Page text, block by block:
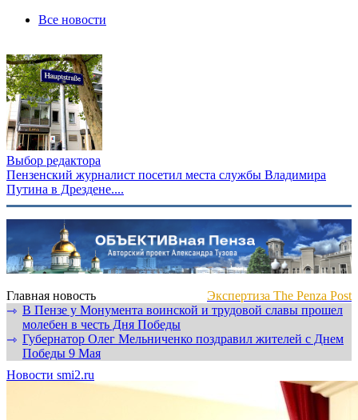
Все новости
Выбор редактора
Пензенский журналист посетил места службы Владимира
Путина в Дрездене....
Главная новость
Экспертиза The Penza Post
⇾ В Пензе у Монумента воинской и трудовой славы прошел
молебен в честь Дня Победы
⇾ Губернатор Олег Мельниченко поздравил жителей с Днем
Победы 9 Мая
Новости smi2.ru